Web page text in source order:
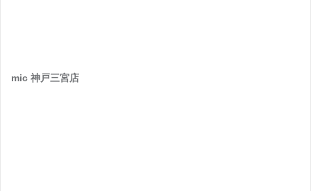
mic 神戸三宮店